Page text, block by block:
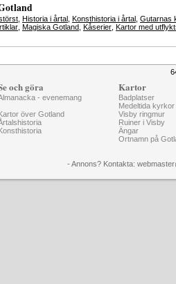
Historia i årtal Konsthistoria i årtal Gutarnas
Magiska Gotland Kåserier Kartor med
och göra
- evenemang
över Gotland
Kartor
Badplatser
Medeltida kyrkor
Visby ringmur
Ruiner i Visby
Ängar
Ortnamn på
- Annons? Kontakta: